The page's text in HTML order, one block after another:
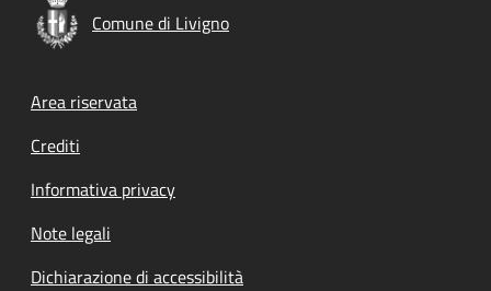
Comune di Livigno
Footer menu
Area riservata
Crediti
Informativa privacy
Note legali
Dichiarazione di accessibilità